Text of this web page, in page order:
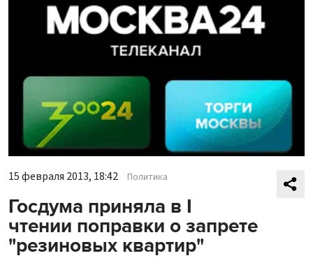
15 февраля 2013, 18:42 Политика
Госдума приняла в I
чтении поправки о запрете
"резиновых квартир"